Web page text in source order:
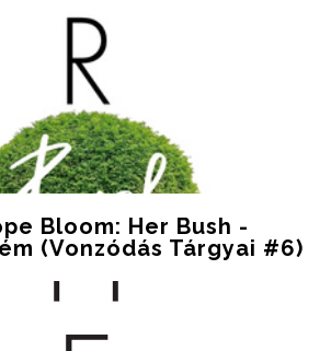
Bloom: Her Bush -
(Vonzódás Tárgyai #6)